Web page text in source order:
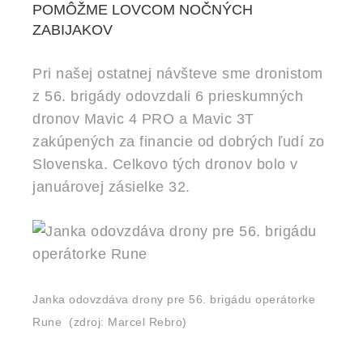
POMÔŽME LOVCOM NOČNÝCH
ZABIJAKOV
Pri našej ostatnej návšteve sme dronistom
z 56. brigády odovzdali 6 prieskumných
dronov Mavic 4 PRO a Mavic 3T
zakúpených za financie od dobrých ľudí zo
Slovenska. Celkovo tých dronov bolo v
januárovej zásielke 32.
Janka odovzdáva drony pre 56. brigádu operátorke
Rune (zdroj: Marcel Rebro)